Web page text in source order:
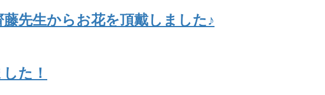
先生からお花を頂戴しました♪
た！